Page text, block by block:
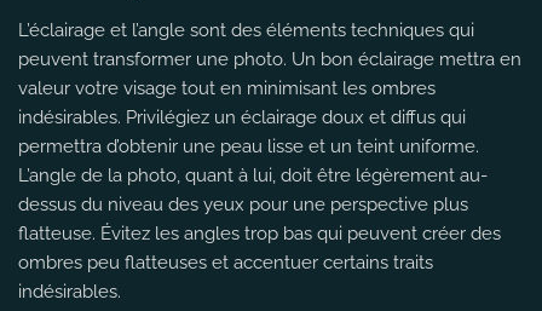
L’éclairage et l’angle sont des éléments techniques qui
peuvent transformer une photo. Un bon éclairage mettra en
valeur votre visage tout en minimisant les ombres
indésirables. Privilégiez un éclairage doux et diffus qui
permettra d’obtenir une peau lisse et un teint uniforme.
L’angle de la photo, quant à lui, doit être légèrement au-
dessus du niveau des yeux pour une perspective plus
flatteuse. Évitez les angles trop bas qui peuvent créer des
ombres peu flatteuses et accentuer certains traits
indésirables.